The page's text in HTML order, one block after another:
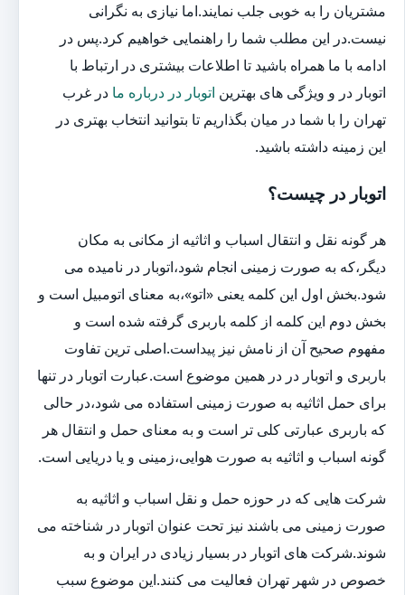
مشتریان را به خوبی جلب نمایند.اما نیازی به نگرانی
نیست.در این مطلب شما را راهنمایی خواهیم کرد.پس در
ادامه با ما همراه باشید تا اطلاعات بیشتری در ارتباط با
اتوبار در و ویژگی های بهترین اتوبار در درباره ما در غرب
تهران را با شما در میان بگذاریم تا بتوانید انتخاب بهتری در
این زمینه داشته باشید.
اتوبار در چیست؟
هر گونه نقل و انتقال اسباب و اثاثیه از مکانی به مکان
دیگر،که به صورت زمینی انجام شود،اتوبار در نامیده می
شود.بخش اول این کلمه یعنی «اتو»،به معنای اتومبیل است و
بخش دوم این کلمه از کلمه باربری گرفته شده است و
مفهوم صحیح آن از نامش نیز پیداست.اصلی ترین تفاوت
باربری و اتوبار در در همین موضوع است.عبارت اتوبار در تنها
برای حمل اثاثیه به صورت زمینی استفاده می شود،در حالی
که باربری عبارتی کلی تر است و به معنای حمل و انتقال هر
گونه اسباب و اثاثیه به صورت هوایی،زمینی و یا دریایی است.
شرکت هایی که در حوزه حمل و نقل اسباب و اثاثیه به
صورت زمینی می باشند نیز تحت عنوان اتوبار در شناخته می
شوند.شرکت های اتوبار در بسیار زیادی در ایران و به
خصوص در شهر تهران فعالیت می کنند.این موضوع سبب